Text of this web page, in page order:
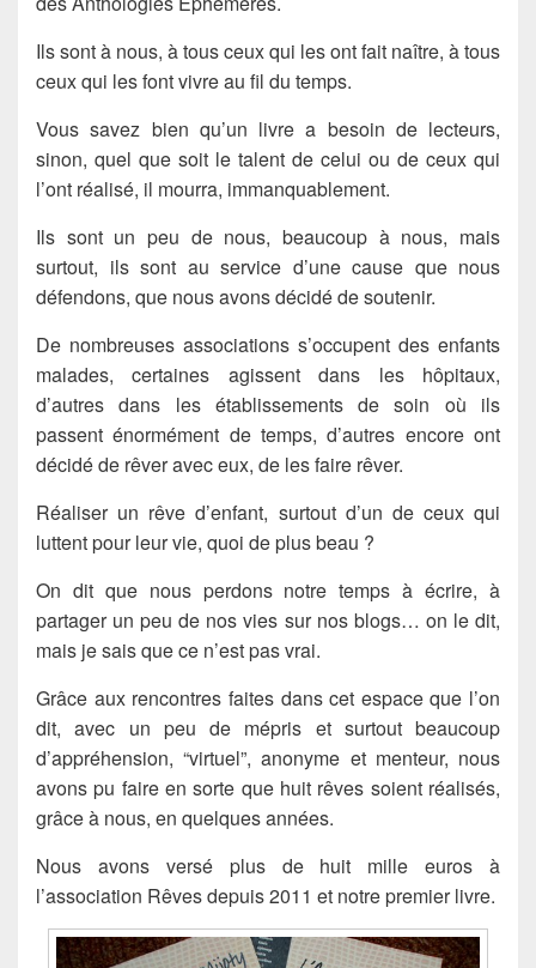
Ils sont à nous, à tous ceux qui les ont fait naître, à tous
ceux qui les font vivre au fil du temps.
Vous savez bien qu’un livre a besoin de lecteurs,
sinon, quel que soit le talent de celui ou de ceux qui
l’ont réalisé, il mourra, immanquablement.
Ils sont un peu de nous, beaucoup à nous, mais
surtout, ils sont au service d’une cause que nous
défendons, que nous avons décidé de soutenir.
De nombreuses associations s’occupent des enfants
malades, certaines agissent dans les hôpitaux,
d’autres dans les établissements de soin où ils
passent énormément de temps, d’autres encore ont
décidé de rêver avec eux, de les faire rêver.
Réaliser un rêve d’enfant, surtout d’un de ceux qui
luttent pour leur vie, quoi de plus beau ?
On dit que nous perdons notre temps à écrire, à
partager un peu de nos vies sur nos blogs… on le dit,
mais je sais que ce n’est pas vrai.
Grâce aux rencontres faites dans cet espace que l’on
dit, avec un peu de mépris et surtout beaucoup
d’appréhension, “virtuel”, anonyme et menteur, nous
avons pu faire en sorte que huit rêves soient réalisés,
grâce à nous, en quelques années.
Nous avons versé plus de huit mille euros à
l’association Rêves depuis 2011 et notre premier livre.